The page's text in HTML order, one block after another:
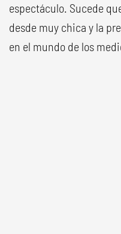
espectáculo. Sucede
desde muy chica y la
en el mundo de los